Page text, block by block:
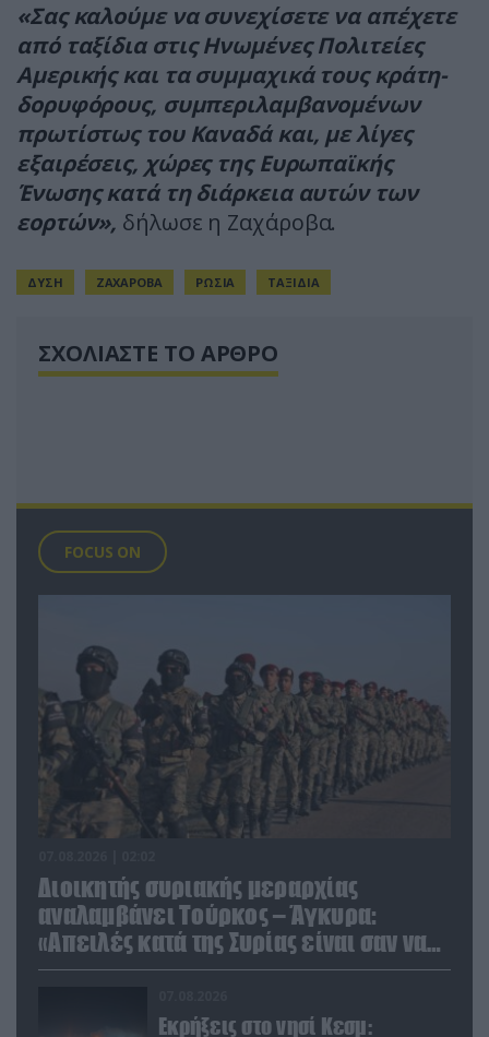
«Σας καλούμε να συνεχίσετε να απέχετε
από ταξίδια στις Ηνωμένες Πολιτείες
Αμερικής και τα συμμαχικά τους κράτη-
δορυφόρους, συμπεριλαμβανομένων
πρωτίστως του Καναδά και, με λίγες
εξαιρέσεις, χώρες της Ευρωπαϊκής
Ένωσης κατά τη διάρκεια αυτών των
εορτών», δήλωσε η Ζαχάροβα.
ΔΥΣΗ ΖΑΧΑΡΟΒΑ ΡΩΣΙΑ ΤΑΞΙΔΙΑ
ΣΧΟΛΙΑΣΤΕ ΤΟ ΑΡΘΡΟ
FOCUS ON
Διοικητής συριακής μεραρχίας
αναλαμβάνει Τούρκος – Άγκυρα:
«Απειλές κατά της Συρίας είναι σαν να
απειλούν εμάς»
Εκρήξεις στο νησί Κεσμ: